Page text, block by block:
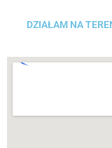
DZIAŁAM NA